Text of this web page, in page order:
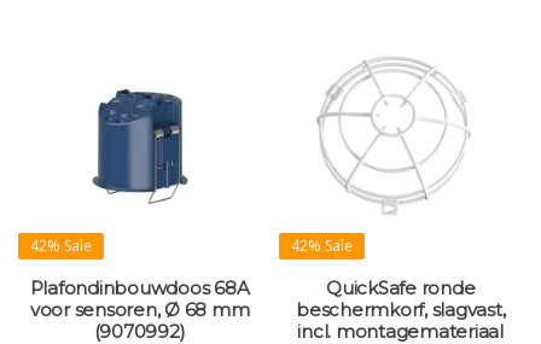
42% Sale
Plafondinbouwdoos 68A
voor sensoren, Ø 68 mm
(9070992)
42% Sale
QuickSafe ronde
beschermkorf, slagvast,
incl. montagemateriaal